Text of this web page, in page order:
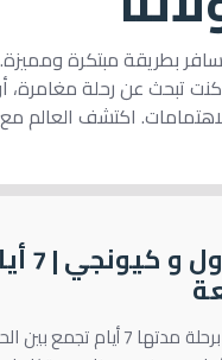
بطريقة مبتكرة
كنت تبحث عن رحلة
اكتشف العالم
استمتع برحلة مدتها 7 أيام